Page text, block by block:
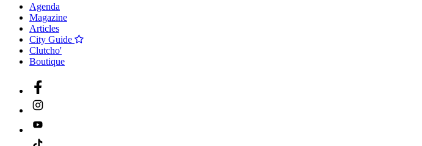
Agenda
Magazine
Articles
City Guide
Clutcho'
Boutique